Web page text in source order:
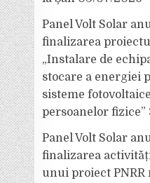
Panel Volt Solar
finalizarea
„Instalare de
stocare a energiei
sisteme
persoanelor fizice”
Panel Volt Solar
finalizarea
unui proiect